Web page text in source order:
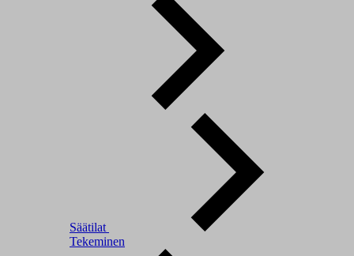
Säätilat
Tekeminen